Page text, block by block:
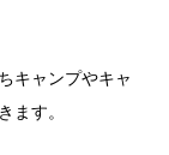
キャンプやキャ
ます。